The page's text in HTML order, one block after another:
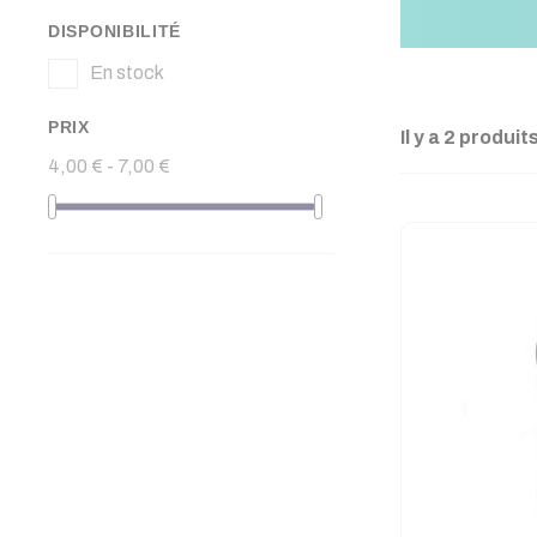
DISPONIBILITÉ
En stock
PRIX
4,00 € - 7,00 €
Il y a 2